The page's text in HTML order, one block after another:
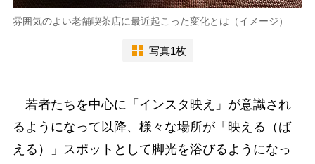
雰囲気のよい老舗喫茶店に最近起こった変化とは（イメージ）
写真1枚
若者たちを中心に「インスタ映え」が意識され
るようになって以降、様々な場所が「映える（ば
える）」スポットとして脚光を浴びるようになっ